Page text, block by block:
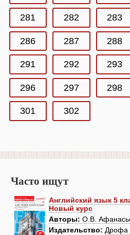
281 282 283
286 287 288
291 292 293
296 297 298
301 302
Часто ищут
Английский язык 5
Новый курс
Авторы: О.В.
Издательство: Дрофа